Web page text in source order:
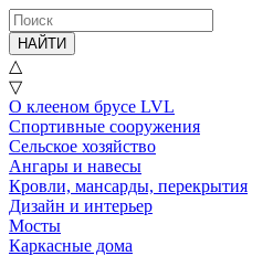
НАЙТИ
△
▽
О клееном брусе LVL
Спортивные сооружения
Сельское хозяйство
Ангары и навесы
Кровли, мансарды, перекрытия
Дизайн и интерьер
Мосты
Каркасные дома